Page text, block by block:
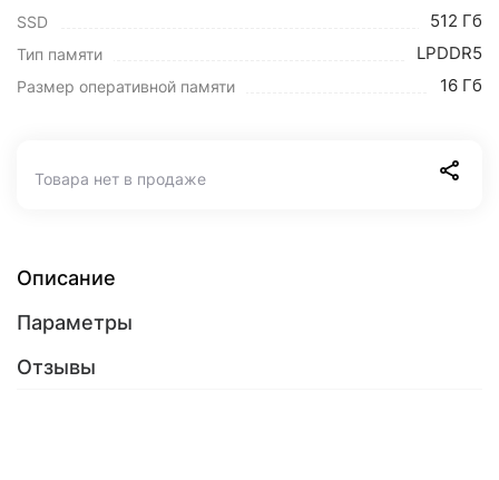
SSD 512 Гб
Тип памяти LPDDR5
Размер оперативной памяти 16 Гб
Товара нет в продаже
Описание
Параметры
Отзывы